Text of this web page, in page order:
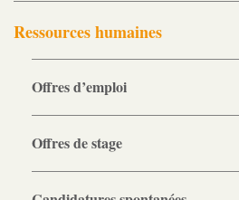
Ressources humaines
Offres d’emploi
Offres de stage